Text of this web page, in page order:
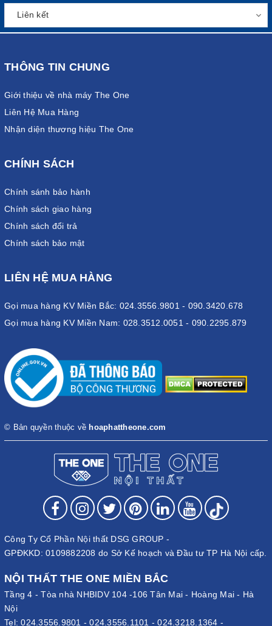
THÔNG TIN CHUNG
Giới thiệu về nhà máy The One
Liên Hệ Mua Hàng
Nhận diện thương hiệu The One
CHÍNH SÁCH
Chính sánh bảo hành
Chính sách giao hàng
Chính sách đổi trả
Chính sách bảo mật
LIÊN HỆ MUA HÀNG
Gọi mua hàng KV Miền Bắc: 024.3556.9801 - 090.3420.678
Gọi mua hàng KV Miền Nam: 028.3512.0051 - 090.2295.879
© Bản quyền thuộc về hoaphattheone.com
Công Ty Cổ Phần Nội thất DSG GROUP -
GPĐKKD: 0109882208 do Sở Kế hoạch và Đầu tư TP Hà Nội cấp.
NỘI THẤT THE ONE MIỀN BẮC
Tầng 4 - Tòa nhà NHBIDV 104 -106 Tân Mai - Hoàng Mai - Hà
Nội
Tel:024.3556.9801 -024.3556.1101 -024.3218.1364 -